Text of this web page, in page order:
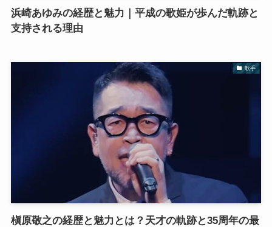
浜崎あゆみの経歴と魅力｜平成の歌姫が歩んだ軌跡と
支持される理由
歌手
槇原敬之の経歴と魅力とは？天才の軌跡と35周年の最